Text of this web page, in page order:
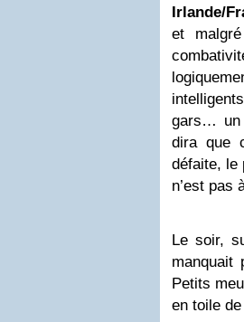
Irlande/
et
gars… un
dira que
défaite, le
n’est pas
Le soir,
manquait
Petits
en toile